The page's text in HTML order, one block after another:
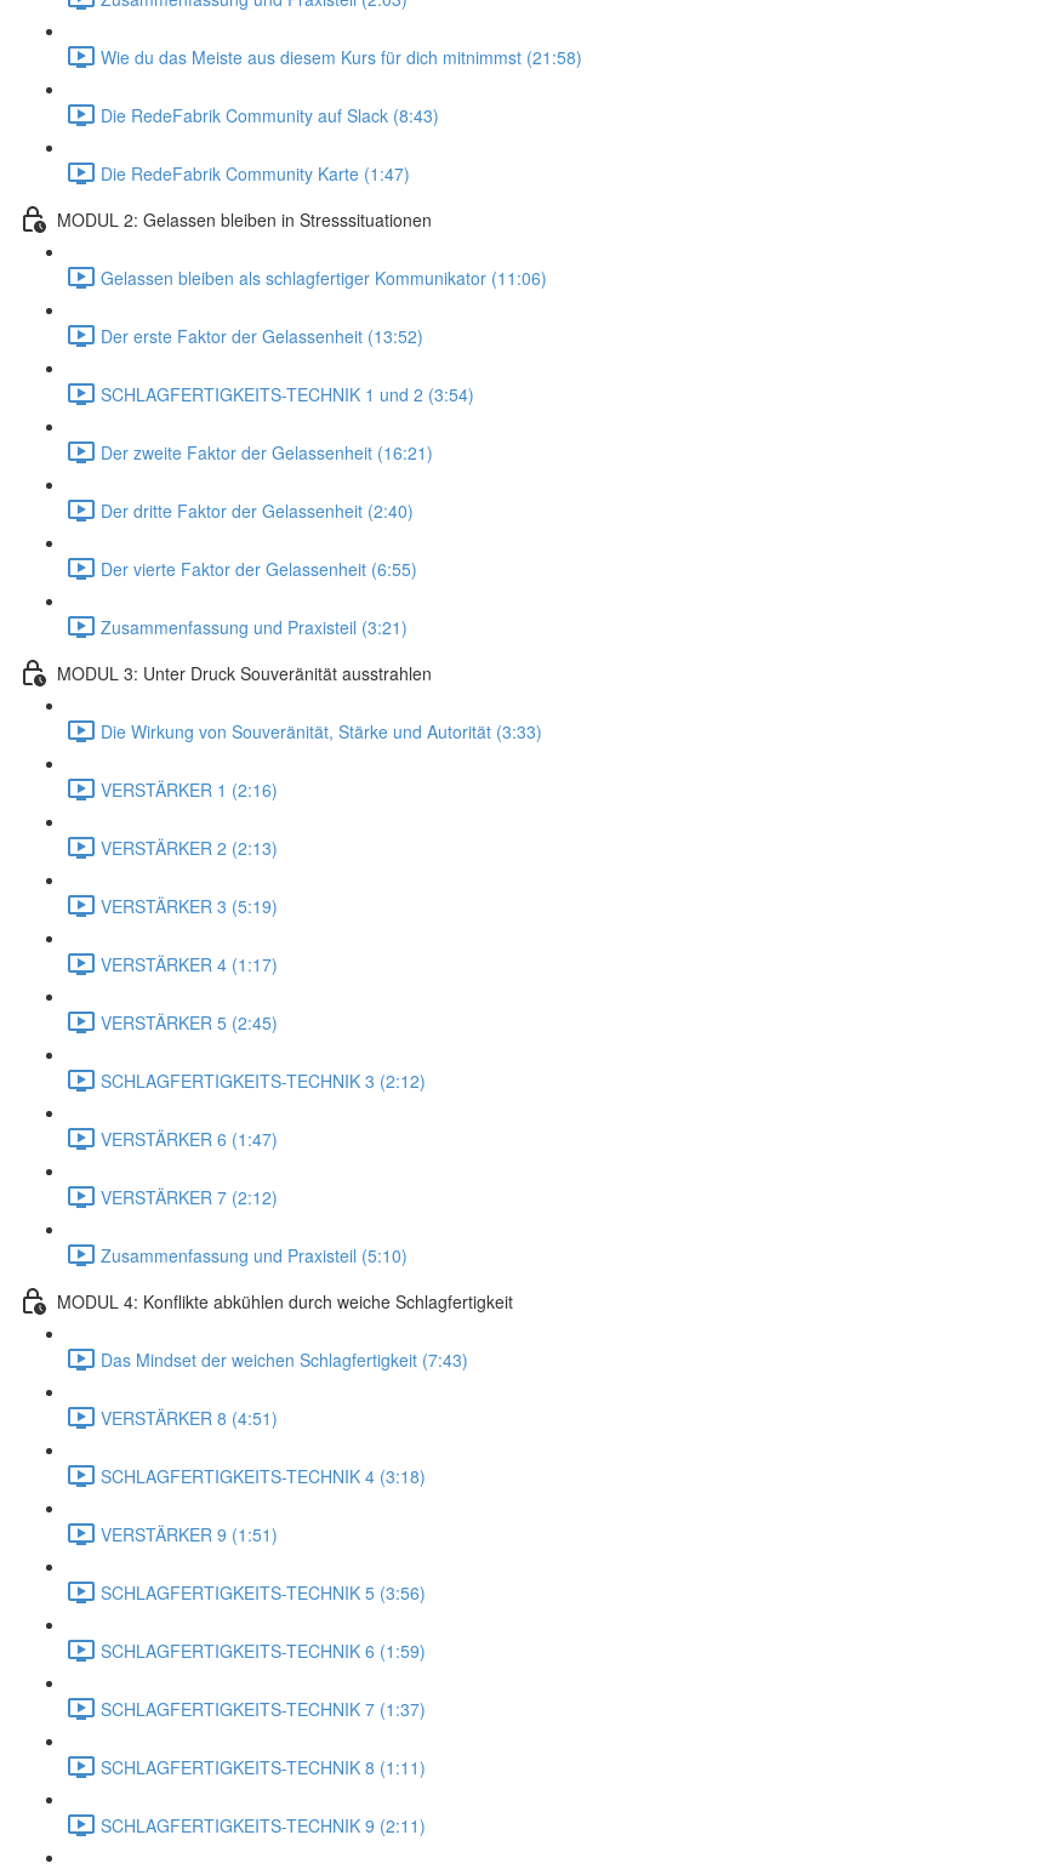
Wie du das Meiste aus diesem Kurs für dich mitnimmst (21:58)
Die RedeFabrik Community auf Slack (8:43)
Die RedeFabrik Community Karte (1:47)
MODUL 2: Gelassen bleiben in Stresssituationen
Gelassen bleiben als schlagfertiger Kommunikator (11:06)
Der erste Faktor der Gelassenheit (13:52)
SCHLAGFERTIGKEITS-TECHNIK 1 und 2 (3:54)
Der zweite Faktor der Gelassenheit (16:21)
Der dritte Faktor der Gelassenheit (2:40)
Der vierte Faktor der Gelassenheit (6:55)
Zusammenfassung und Praxisteil (3:21)
MODUL 3: Unter Druck Souveränität ausstrahlen
Die Wirkung von Souveränität, Stärke und Autorität (3:33)
VERSTÄRKER 1 (2:16)
VERSTÄRKER 2 (2:13)
VERSTÄRKER 3 (5:19)
VERSTÄRKER 4 (1:17)
VERSTÄRKER 5 (2:45)
SCHLAGFERTIGKEITS-TECHNIK 3 (2:12)
VERSTÄRKER 6 (1:47)
VERSTÄRKER 7 (2:12)
Zusammenfassung und Praxisteil (5:10)
MODUL 4: Konflikte abkühlen durch weiche Schlagfertigkeit
Das Mindset der weichen Schlagfertigkeit (7:43)
VERSTÄRKER 8 (4:51)
SCHLAGFERTIGKEITS-TECHNIK 4 (3:18)
VERSTÄRKER 9 (1:51)
SCHLAGFERTIGKEITS-TECHNIK 5 (3:56)
SCHLAGFERTIGKEITS-TECHNIK 6 (1:59)
SCHLAGFERTIGKEITS-TECHNIK 7 (1:37)
SCHLAGFERTIGKEITS-TECHNIK 8 (1:11)
SCHLAGFERTIGKEITS-TECHNIK 9 (2:11)